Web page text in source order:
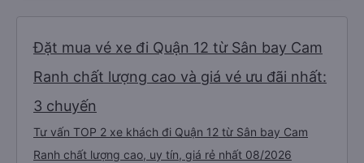
Đặt mua vé xe đi Quận 12 từ Sân bay Cam
Ranh chất lượng cao và giá vé ưu đãi nhất:
3 chuyến
Tư vấn TOP 2 xe khách đi Quận 12 từ Sân bay Cam
Ranh chất lượng cao, uy tín, giá rẻ nhất 08/2026